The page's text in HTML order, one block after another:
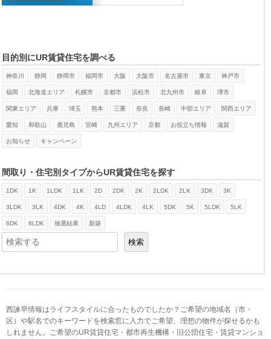
目的別にUR賃貸住宅を調べる
神奈川 静岡 静岡市 福岡市 大阪 大阪市 名古屋市 東京 神戸市
福岡 北海道エリア 札幌市 京都市 浜松市 北九州市 岐阜 堺市
関東エリア 兵庫 埼玉 熊本 三重 奈良 長崎 中部エリア 関西エリア
愛知 和歌山 鹿児島 宮崎 九州エリア 京都 お役立ち情報 滋賀
お知らせ キャンペーン
間取り・住宅別タイプからUR賃貸住宅を探す
1DK 1K 1LDK 1LK 2D 2DK 2K 2LDK 2LK 3DK 3K
3LDK 3LK 4DK 4K 4LD 4LDK 4LK 5DK 5K 5LDK 5LK
6DK 6LDK 抽選結果 新築
検索
検索
西諫早情報はライフスタイルに合ったものでしたか？ご希望の地域名（市・
区）や駅名でのキーワードを検索窓に入力でご希望、理想の物件が探せるかも
しれません。ご希望のUR賃貸住宅・都市再生機構・旧公団住宅・賃貸マンショ